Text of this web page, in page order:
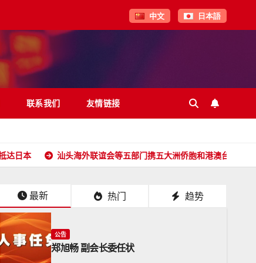
中文 日本語
联系我们 友情链接
汕头海外联谊会等五部门携五大洲侨胞和港澳台同胞向全球潮人拜年
最新 热门 趋势
公告
郑旭畅 副会长委任状